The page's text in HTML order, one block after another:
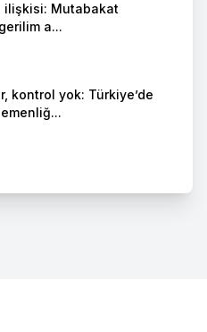
ilişkisi: Mutabakat
a...
kontrol yok: Türkiye’de